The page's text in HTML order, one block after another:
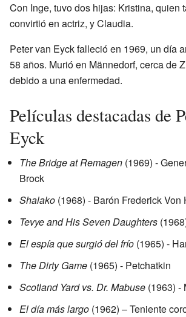
Con Inge, tuvo dos hijas: Kristina, quien
convirtió en actriz, y Claudia.
Peter van Eyck falleció en 1969, un día
58 años. Murió en Männedorf, cerca de
debido a una enfermedad.
Películas destacadas de
Eyck
The Bridge at Remagen (1969) -
Brock
Shalako (1968) - Barón Frederick Von
Tevye and His Seven Daughters
El espía que surgió del frío (1965) -
The Dirty Game (1965) - Petchatkin
Scotland Yard vs. Dr. Mabuse (1963) -
El día más largo (1962) – Teniente